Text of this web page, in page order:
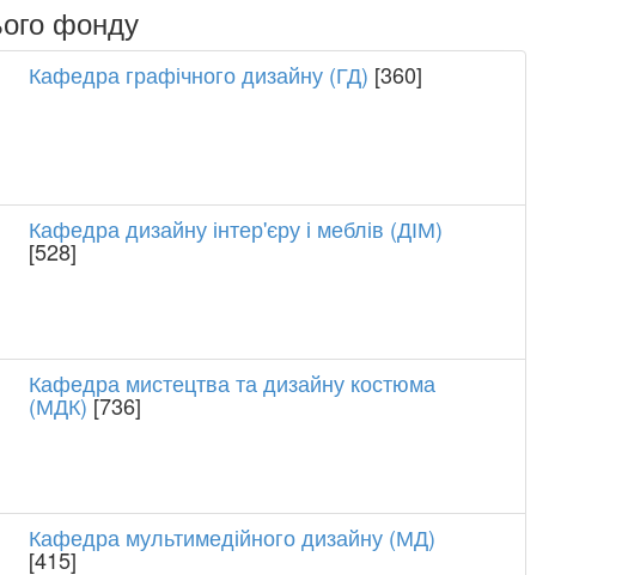
фонду
Кафедра графічного дизайну (ГД) [360]
Кафедра дизайну інтер'єру і меблів (ДІМ)
[528]
Кафедра мистецтва та дизайну костюма
(МДК)[736]
Кафедра мультимедійного дизайну (МД)
[415]